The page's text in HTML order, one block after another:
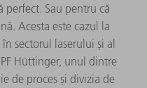
perfect. Sau pentru că
Acesta este cazul la
sectorul laserului și al
Hüttinger, unul dintre
de proces și divizia de